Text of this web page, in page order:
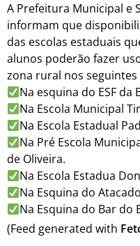
A Prefeitura Municipal e
informam que
das escolas estaduais
alunos poderão fazer
zona rural nos
Na esquina do ESF da
Na Escola Municipal
Na Escola Estadual
Na Pré Escola
de Oliveira.
Na Escola Estadua
Na Esquina do
Na Esquina do Bar do
(Feed generated with